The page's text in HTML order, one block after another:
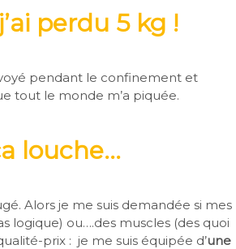
perdu 5 kg !
pendant le confinement et
tout le monde m’a piquée.
louche…
Alors je me suis demandée si mes
logique) ou….des muscles (des quoi
prix : je me suis équipée d’une